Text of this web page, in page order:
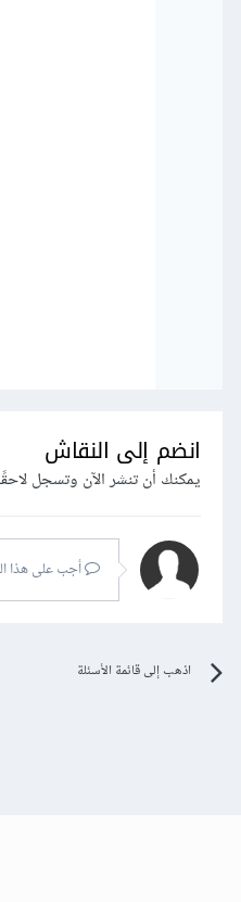
انضم إلى النقاش
يمكنك أن تنشر الآن وتسجل
أجب على هذا
اذهب إلى قائمة الأسئلة